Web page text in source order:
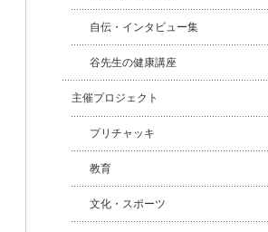
自伝・インタビュー集
谷先生の健康講座
主催プロジェクト
プリチャッキ
教育
文化・スポーツ